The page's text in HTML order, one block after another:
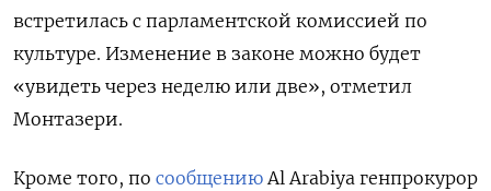
встретилась с парламентской комиссией по
культуре. Изменение в законе можно будет
«увидеть через неделю или две», отметил
Монтазери.
Кроме того, по сообщению Al Arabiya генпрокурор